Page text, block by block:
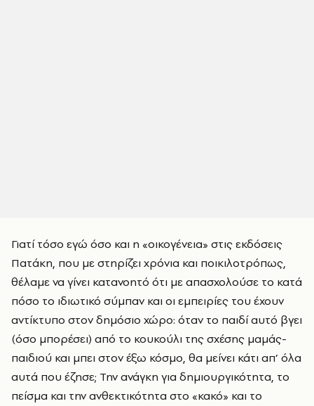
Γιατί τόσο εγώ όσο και η «οικογένεια» στις εκδόσεις
Πατάκη, που με στηρίζει χρόνια και ποικιλοτρόπως,
θέλαμε να γίνει κατανοητό ότι με απασχολούσε το κατά
πόσο το ιδιωτικό σύμπαν και οι εμπειρίες του έχουν
αντίκτυπο στον δημόσιο χώρο: όταν το παιδί αυτό βγει
(όσο μπορέσει) από το κουκούλι της σχέσης μαμάς-
παιδιού και μπει στον έξω κόσμο, θα μείνει κάτι απ’ όλα
αυτά που έζησε; Την ανάγκη για δημιουργικότητα, το
πείσμα και την ανθεκτικότητα στο «κακό» και το